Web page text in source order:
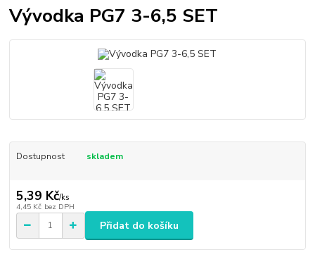
Vývodka PG7 3-6,5 SET
Dostupnost skladem
5,39 Kč/ks
4,45 Kč bez DPH
Přidat do košíku